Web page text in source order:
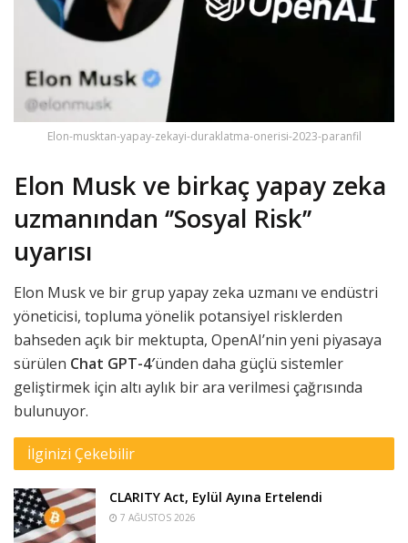
Elon-musktan-yapay-zekayi-duraklatma-onerisi-2023-paranfil
Elon Musk ve birkaç yapay zeka
uzmanından ‘’Sosyal Risk’’
uyarısı
Elon Musk ve bir grup yapay zeka uzmanı ve endüstri
yöneticisi, topluma yönelik potansiyel risklerden
bahseden açık bir mektupta, OpenAI’nin yeni piyasaya
sürülen Chat GPT-4′ünden daha güçlü sistemler
geliştirmek için altı aylık bir ara verilmesi çağrısında
bulunuyor.
İlginizi Çekebilir
CLARITY Act, Eylül Ayına Ertelendi
7 AĞUSTOS 2026